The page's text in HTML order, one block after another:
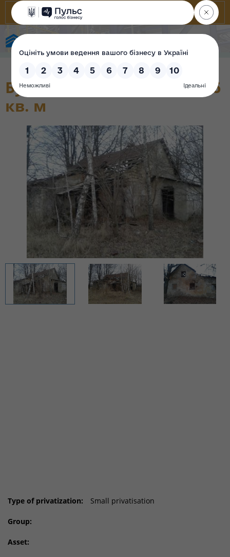
Будівля лазні площею 55.6
кв. м
Type of privatization: Small privatisation
Group:
Asset: